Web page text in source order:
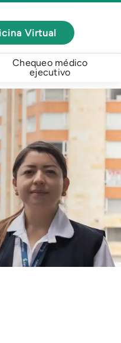
Virtual
Chequeo médico
ejecutivo